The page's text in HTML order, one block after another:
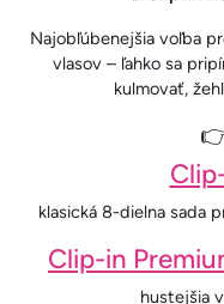
Najobľúbenejšia voľba
vlasov – ľahko sa
kulmovať,
klasická 8-dielna sada
Clip-in
hustejšia